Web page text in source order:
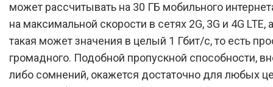
может рассчитывать на 30 ГБ мобильного
на максимальной скорости в сетях 2G, 3G и 4G LTE,
такая может значения в целый 1 Гбит/с, то есть
громадного. Подобной пропускной способности,
либо сомнений, окажется достаточно для любых